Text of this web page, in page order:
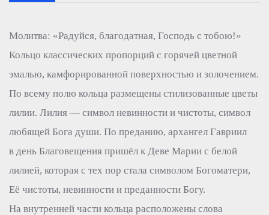
Молитва: «Радуйся, благодатная, Господь с тобою!»
Кольцо классических пропорций с горячей цветной
эмалью, камфорированной поверхностью и золочением.
По всему полю кольца размещены стилизованные цветы
лилии. Лилия — символ невинности и чистоты, символ
любящей Бога души. По преданию, архангел Гавриил
в день Благовещения пришёл к Деве Марии с белой
лилией, которая с тех пор стала символом Богоматери,
Её чистоты, невинности и преданности Богу.
На внутренней части кольца расположены слова